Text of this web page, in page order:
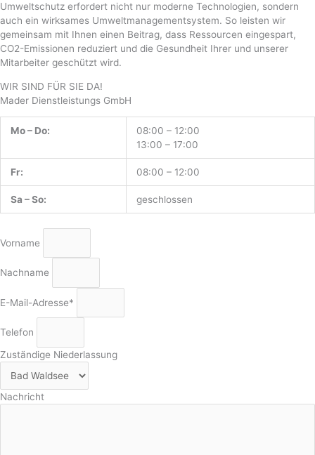
Umweltschutz erfordert nicht nur moderne Technologien, sondern
auch ein wirksames Umweltmanagementsystem. So leisten wir
gemeinsam mit Ihnen einen Beitrag, dass Ressourcen eingespart,
CO2-Emissionen reduziert und die Gesundheit Ihrer und unserer
Mitarbeiter geschützt wird.
WIR SIND FÜR SIE DA!
Mader Dienstleistungs GmbH
Mo – Do:
08:00 – 12:00
13:00 – 17:00
Fr: 08:00 – 12:00
Sa – So: geschlossen
Vorname
Nachname
E-Mail-Adresse*
Telefon
Zuständige Niederlassung
Nachricht